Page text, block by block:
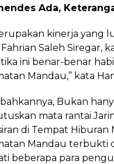
Ada,
kinerja yang
Saleh Siregar,
ini benar-benar
Mandau,” kata
Bukan
mata rantai
di Tempat Hiburan
Mandau terbukti
beberapa para